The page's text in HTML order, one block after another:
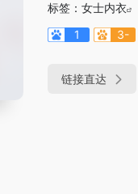
标签： 女士内衣
1
3-
链接直达